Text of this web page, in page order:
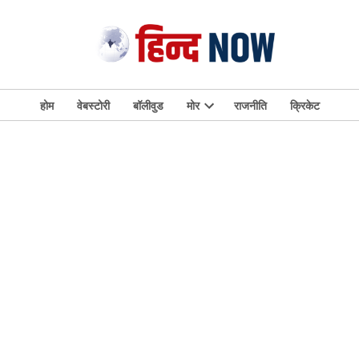
होम वेबस्टोरी बॉलीवुड मोर
Open
राजनीति क्रिकेट